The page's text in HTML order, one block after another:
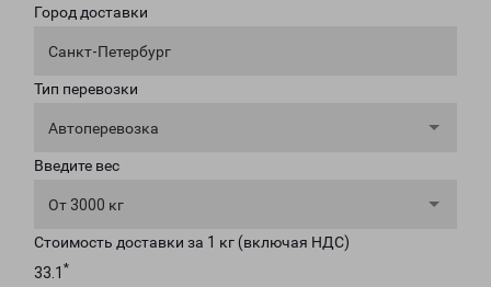
Город доставки
Санкт-Петербург
Тип перевозки
Автоперевозка
Введите вес
От 3000 кг
Стоимость доставки за 1 кг (включая НДС)
33.1 *